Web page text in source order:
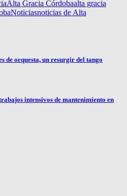
Alta Gracia Córdobaalta gracia
Noticiasnoticias de Alta
de orquesta, un resurgir del tango
intensivos de mantenimiento en